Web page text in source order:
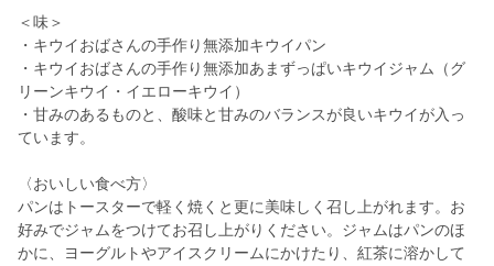
＜味＞
・キウイおばさんの手作り無添加キウイパン
・キウイおばさんの手作り無添加あまずっぱいキウイジャム（グ
リーンキウイ・イエローキウイ）
・甘みのあるものと、酸味と甘みのバランスが良いキウイが入っ
ています。
〈おいしい食べ方〉
パンはトースターで軽く焼くと更に美味しく召し上がれます。お
好みでジャムをつけてお召し上がりください。ジャムはパンのほ
かに、ヨーグルトやアイスクリームにかけたり、紅茶に溶かして